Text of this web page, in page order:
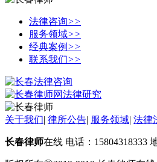
法律咨询>>
服务领域>>
经典案例 >>
联系我们>>
关于我们| 律所公告| 服务领域| 法律
长春律师在线 电话：15804318333